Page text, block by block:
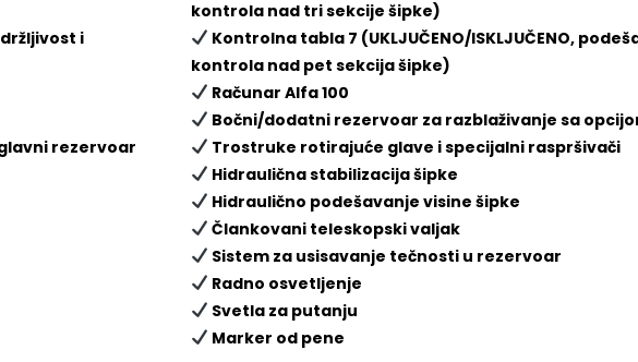
i
rezervoar
kontrola nad tri sekcije šipke)
Kontrolna tabla 7 (UKLJUČENO/ISKLJUČENO,
kontrola nad pet sekcija šipke)
Računar Alfa 100
Bočni/dodatni rezervoar za razblaživanje sa
Trostruke rotirajuće glave i specijalni raspršivači
Hidraulična stabilizacija šipke
Hidraulično podešavanje visine šipke
Člankovani teleskopski valjak
Sistem za usisavanje tečnosti u rezervoar
Radno osvetljenje
Svetla za putanju
Marker od pene